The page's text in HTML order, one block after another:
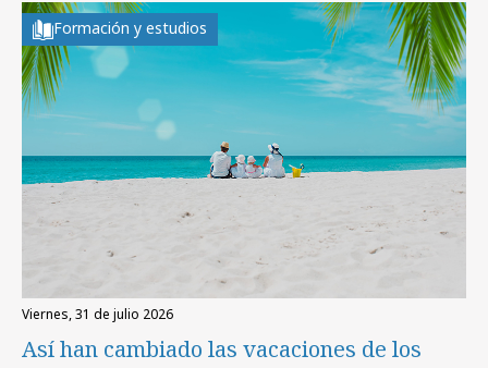
Formación y estudios
viernes, 31 de julio 2026
Así han cambiado las vacaciones de los